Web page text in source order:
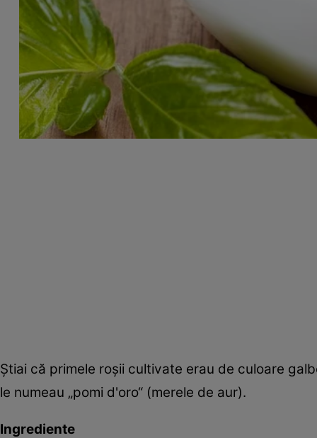
Ştiai că primele roşii cultivate erau de culoare
le numeau „pomi d'oro“ (merele de aur).
Ingrediente